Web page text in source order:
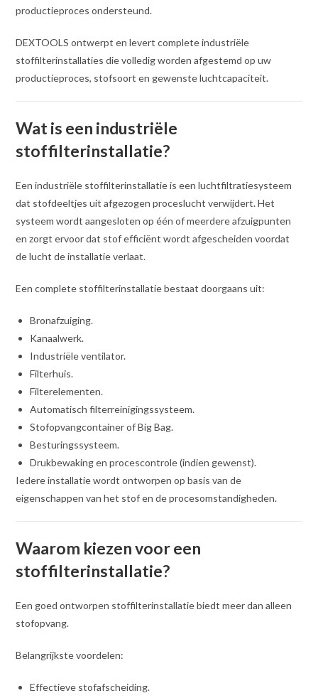
productieproces ondersteund.
DEXTOOLS ontwerpt en levert complete industriële
stoffilterinstallaties die volledig worden afgestemd op uw
productieproces, stofsoort en gewenste luchtcapaciteit.
Wat is een industriële
stoffilterinstallatie?
Een industriële stoffilterinstallatie is een luchtfiltratiesysteem
dat stofdeeltjes uit afgezogen proceslucht verwijdert. Het
systeem wordt aangesloten op één of meerdere afzuigpunten
en zorgt ervoor dat stof efficiënt wordt afgescheiden voordat
de lucht de installatie verlaat.
Een complete stoffilterinstallatie bestaat doorgaans uit:
Bronafzuiging.
Kanaalwerk.
Industriële ventilator.
Filterhuis.
Filterelementen.
Automatisch filterreinigingssysteem.
Stofopvangcontainer of Big Bag.
Besturingssysteem.
Drukbewaking en procescontrole (indien gewenst).
Iedere installatie wordt ontworpen op basis van de
eigenschappen van het stof en de procesomstandigheden.
Waarom kiezen voor een
stoffilterinstallatie?
Een goed ontworpen stoffilterinstallatie biedt meer dan alleen
stofopvang.
Belangrijkste voordelen:
Effectieve stofafscheiding.